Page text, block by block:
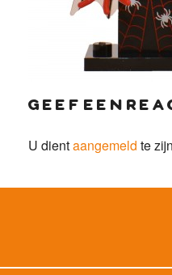
geef een
U dientaangemeld te